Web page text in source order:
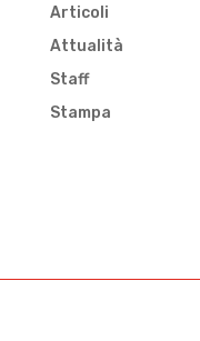
Articoli
Attualità
Staff
Stampa